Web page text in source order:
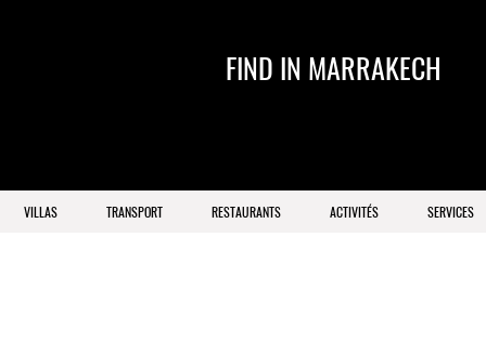
FIND IN MARRAKECH
VILLAS TRANSPORT RESTAURANTS ACTIVITÉS SERVICES